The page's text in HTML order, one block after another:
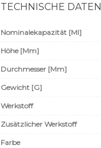
TECHNISCHE DATEN
Nominalekapazität [ml]
Höhe [mm]
Durchmesser [mm]
Gewicht [g]
Werkstoff
Zusätzlicher Werkstoff
Farbe